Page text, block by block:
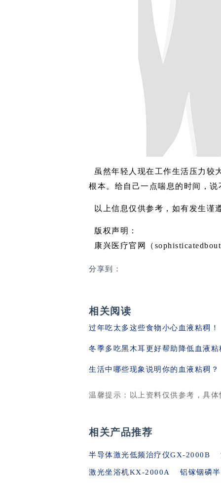
虽然年轻人现在工作生活压力较
根本。给自己一点喘息的时间，
以上信息仅供参考，如有发生谨
版权声明：
康兴医疗官网（
分享到：
相关阅读
过年吃太多这些食物小心血液粘稠！
冬季多吃黑木耳更好帮助降低血液粘
生活中哪些现象说明你的血液粘稠？
温馨提示：以上资料仅供参考，具
相关产品推荐
半导体激光低频治疗仪GX-2000B
激光坐浴机KX-2000A 铝镓铟磷